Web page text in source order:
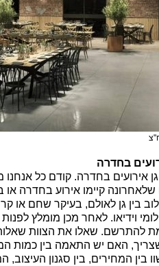
בחדרה
אירועים בחדרה. קודם כל
קיימו אירוע בחדרה או
בין גן לאולם, בעיקר שחם או
להתרשם. שאלו את הצוות
האם יש התאמה בין כמות
בין המחירים, בין סגנון